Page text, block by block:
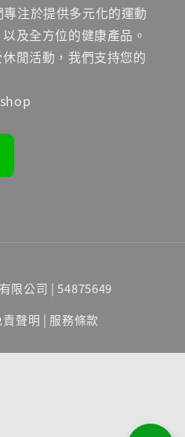
注於提供多元化的運動
及全方位的健康產品。
閒活動，我們支持您的
限公司 | 54875649
責聲明 | 服務條款